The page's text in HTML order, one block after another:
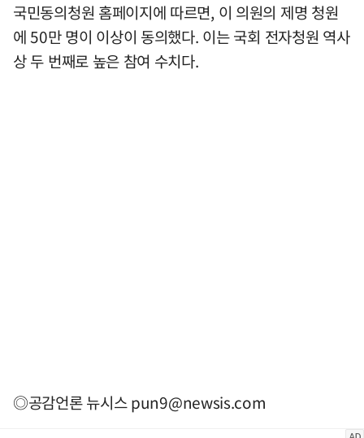
국민동의청원 홈페이지에 따르면, 이 의원의 제명 청원
에 50만 명이 이상이 동의했다. 이는 국회 전자청원 역사
상 두 번째로 높은 참여 수치다.
◎공감언론 뉴시스pun9@newsis.com